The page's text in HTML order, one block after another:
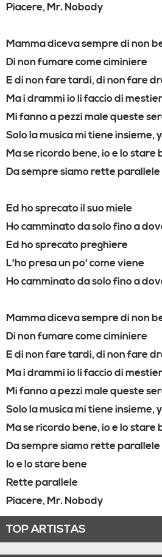
Piacere, Mr. Nobody
Mamma diceva sempre di non
Di non fumare come ciminiere
E di non fare tardi, di non fare
Ma i drammi io li faccio di
Mi fanno a pezzi male queste
Solo la musica mi tiene insieme,
Ma se ricordo bene, io e lo stare
Da sempre siamo rette parallele
Ed ho sprecato il suo miele
Ho camminato da solo fino a
Ed ho sprecato preghiere
L'ho presa un po' come viene
Ho camminato da solo fino a
Mamma diceva sempre di non
Di non fumare come ciminiere
E di non fare tardi, di non fare
Ma i drammi io li faccio di
Mi fanno a pezzi male queste
Solo la musica mi tiene insieme,
Ma se ricordo bene, io e lo stare
Da sempre siamo rette parallele
Io e lo stare bene
Rette parallele
Piacere, Mr. Nobody
TOP ARTISTAS